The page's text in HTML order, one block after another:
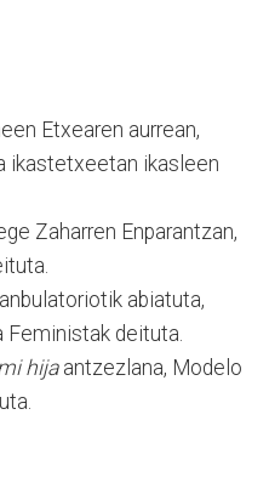
Etxearen aurrean,
ikastetxeetan ikasleen
Zaharren Enparantzan,
abiatuta,
Feministak deituta.
hijaantzezlana, Modelo